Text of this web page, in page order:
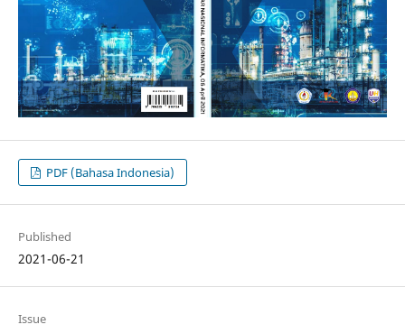
PDF (Bahasa Indonesia)
Published
2021-06-21
Issue